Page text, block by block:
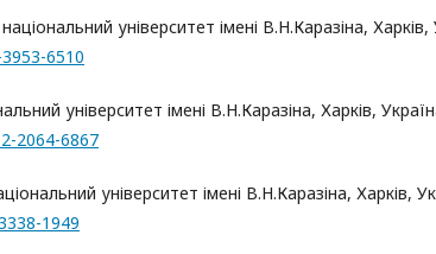
університет імені В.Н.Каразіна, Харків,
6510
університет імені В.Н.Каразіна, Харків,
2064-6867
університет імені В.Н.Каразіна, Харків,
1949